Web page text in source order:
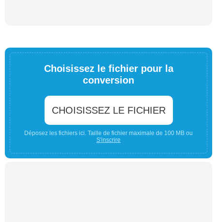
Choisissez le fichier pour la
conversion
CHOISISSEZ LE FICHIER
Déposez les fichiers ici. Taille de fichier maximale de 100 MB ou
S'inscrire